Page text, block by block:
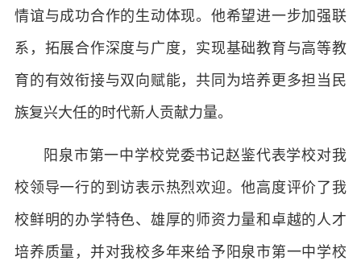
情谊与成功合作的生动体现。他希望进一步加强联
系，拓展合作深度与广度，实现基础教育与高等教
育的有效衔接与双向赋能，共同为培养更多担当民
族复兴大任的时代新人贡献力量。
阳泉市第一中学校党委书记赵鉴代表学校对我
校领导一行的到访表示热烈欢迎。他高度评价了我
校鲜明的办学特色、雄厚的师资力量和卓越的人才
培养质量，并对我校多年来给予阳泉市第一中学校